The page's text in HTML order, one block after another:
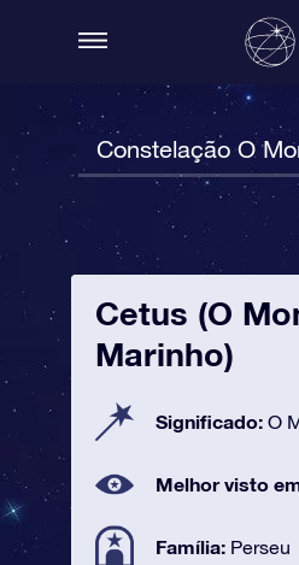
Constelação O
Cetus (O
Marinho)
Significado: O
Melhor visto
Família: Perseu